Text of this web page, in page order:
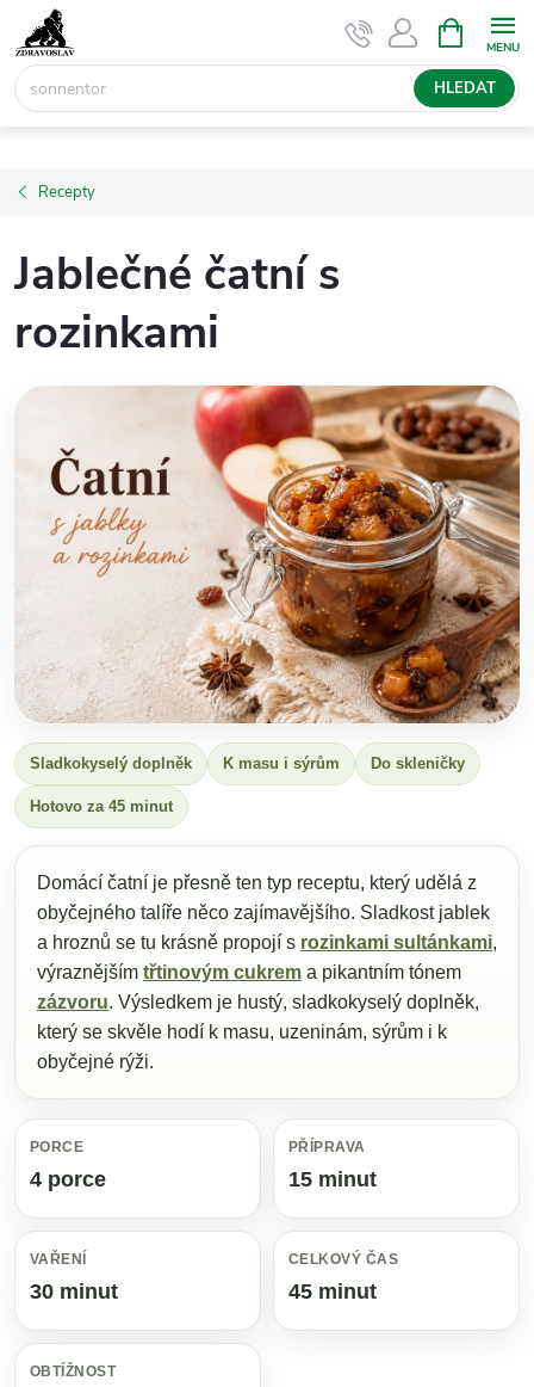
na
obsah
HLEDAT
NÁKUPNÍ
KOŠÍK
Recepty
Jablečné čatní s
rozinkami
Sladkokyselý doplněk K masu i sýrům Do skleničky
Hotovo za 45 minut
Domácí čatní je přesně ten typ receptu, který udělá z
obyčejného talíře něco zajímavějšího. Sladkost jablek
a hroznů se tu krásně propojí s rozinkami sultánkami,
výraznějším třtinovým cukrem a pikantním tónem
zázvoru. Výsledkem je hustý, sladkokyselý doplněk,
který se skvěle hodí k masu, uzeninám, sýrům i k
obyčejné rýži.
PORCE
4 porce
PŘÍPRAVA
15 minut
VAŘENÍ
30 minut
CELKOVÝ ČAS
45 minut
OBTÍŽNOST